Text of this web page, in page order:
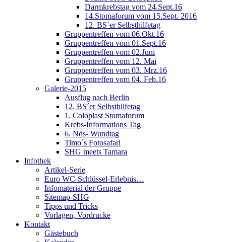
Darmkrebstag vom 24.Sept.16
14.Stomaforum vom 15.Sept. 2016
12. BS´er Selbsthilfetag
Gruppentreffen vom 06.Okt.16
Gruppentreffen vom 01.Sept.16
Gruppentreffen vom 02.Juni
Gruppentreffen vom 12. Mai
Gruppentreffen vom 03. Mrz.16
Gruppentreffen vom 04. Feb.16
Galerie-2015
Ausflug nach Berlin
12. BS´er Selbsthilfetag
1. Coloplast Stomaforum
Krebs-Informations Tag
6. Nds- Wundtag
Timo´s Fotosafari
SHG meets Tamara
Infothek
Artikel-Serie
Euro WC-Schlüssel-Erlebnis…
Infomaterial der Gruppe
Sitemap-SHG
Tipps und Tricks
Vorlagen, Vordrucke
Kontakt
Gästebuch